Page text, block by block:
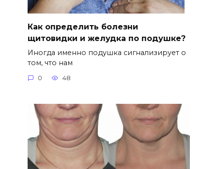
Как определить болезни
щитовидки и желудка по подушке?
Иногда именно подушка сигнализирует о
том, что нам
0 48